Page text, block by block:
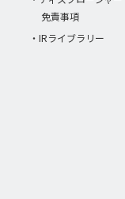
免責事項
・IRライブラリー